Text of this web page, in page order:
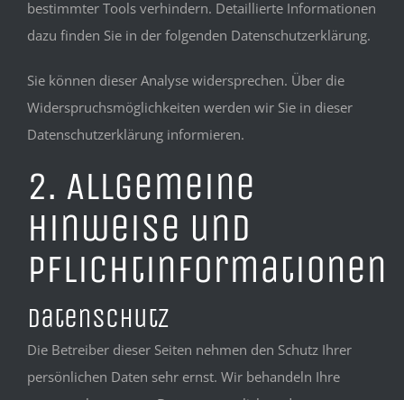
bestimmter Tools verhindern. Detaillierte Informationen
dazu finden Sie in der folgenden Datenschutzerklärung.
Sie können dieser Analyse widersprechen. Über die
Widerspruchsmöglichkeiten werden wir Sie in dieser
Datenschutzerklärung informieren.
2. Allgemeine
Hinweise und
Pflichtinformationen
Datenschutz
Die Betreiber dieser Seiten nehmen den Schutz Ihrer
persönlichen Daten sehr ernst. Wir behandeln Ihre